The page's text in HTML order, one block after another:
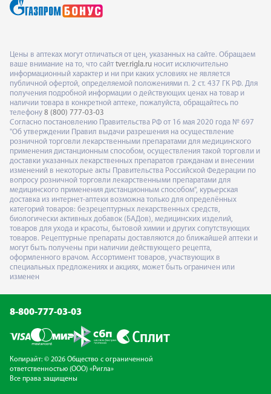
Цены в аптеках могут отличаться от цен, указанных на сайте. Обращаем
ваше внимание на то, что сайт tver.rigla.ru носит исключительно
информационный характер и ни при каких условиях не является
публичной офертой, определяемой положениями п. 2 ст. 437 ГК РФ. Для
получения подробной информации о действующих ценах на товар и
наличии товара в конкретной аптеке, пожалуйста, обращайтесь по
телефону 8 (800) 777-03-03
Согласно постановлению Правительства РФ от 16 мая 2020 года № 697
"Об утверждении Правил выдачи разрешения на осуществление
розничной торговли лекарственными препаратами для медицинского
применения дистанционным способом, осуществления такой торговли и
доставки указанных лекарственных препаратов гражданам и внесении
изменений в некоторые акты Правительства Российской Федерации по
вопросу розничной торговли лекарственными препаратами для
медицинского применения дистанционным способом", курьерская
доставка из интернет-аптеки возможна только для определённых
категорий товаров: безрецептурных лекарственных средств,
биологически активных добавок (БАДов), медицинских изделий,
товаров для ухода и красоты, бытовой химии и других сопутствующих
товаров. Рецептурные препараты доставляются до ближайшей аптеки и
могут быть получены при наличии действующего рецепта,
оформленного врачом. Ассортимент товаров, участвующих в
специальных предложениях и акциях, может быть ограничен или
изменен
8-800-777-03-03
Копирайт: © 2026 Общество с ограниченной
ответственностью (ООО) «Ригла»
Все права защищены